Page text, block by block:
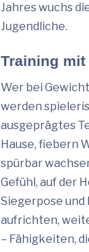
Jahres wuchs
Jugendliche.
Training mit
Wer bei
werden
ausgeprägtes
Hause, fiebern
spürbar
Gefühl, auf der
Siegerpose und
aufrichten,
– Fähigkeiten,